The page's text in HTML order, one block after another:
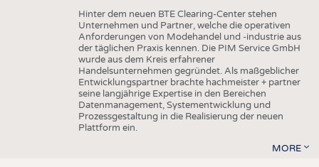
Hinter dem neuen BTE Clearing-Center stehen
Unternehmen und Partner, welche die operativen
Anforderungen von Modehandel und -industrie aus
der täglichen Praxis kennen. Die PIM Service GmbH
wurde aus dem Kreis erfahrener
Handelsunternehmen gegründet. Als maßgeblicher
Entwicklungspartner brachte hachmeister + partner
seine langjährige Expertise in den Bereichen
Datenmanagement, Systementwicklung und
Prozessgestaltung in die Realisierung der neuen
Plattform ein.
MORE